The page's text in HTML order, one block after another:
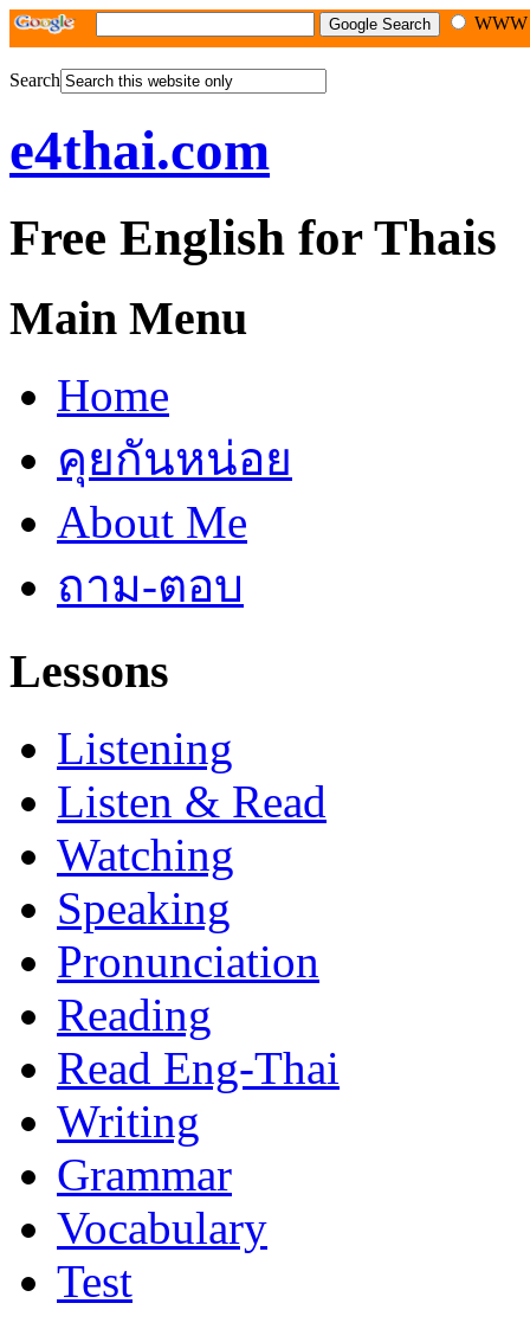
Search
e4thai.com
Free English for Thais
Main Menu
Home
คุยกันหน่อย
About Me
ถาม-ตอบ
Lessons
Listening
Listen & Read
Watching
Speaking
Pronunciation
Reading
Read Eng-Thai
Writing
Grammar
Vocabulary
Test